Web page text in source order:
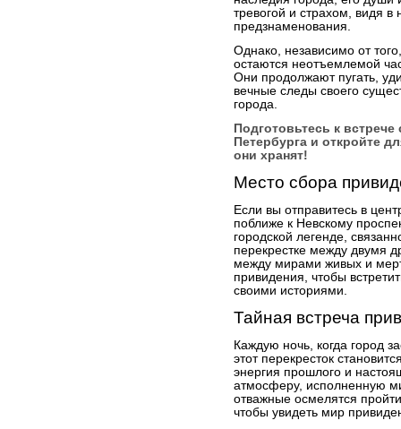
тревогой и страхом, видя в
предзнаменования.
Однако, независимо от
остаются неотъемлемой
Они продолжают пугать,
вечные следы своего
города.
Подготовьтесь к
Петербурга и откройте
они хранят!
Место сбора
Если вы отправитесь в
поближе к Невскому
городской легенде,
перекрестке между двумя
между мирами живых и
привидения, чтобы
своими историями.
Тайная встреча
Каждую ночь, когда город
этот перекресток
энергия прошлого и
атмосферу, исполненную
отважные осмелятся
чтобы увидеть мир